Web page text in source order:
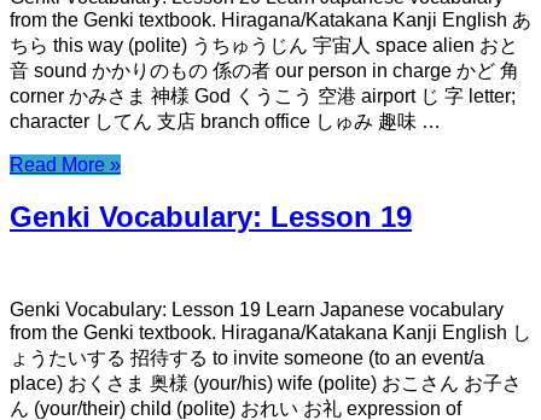
from the Genki textbook. Hiragana/Katakana Kanji English あ
ちら this way (polite) うちゅうじん 宇宙人 space alien おと
音 sound かかりのもの 係の者 our person in charge かど 角
corner かみさま 神様 God くうこう 空港 airport じ 字 letter;
character してん 支店 branch office しゅみ 趣味 …
Read More »
Genki Vocabulary: Lesson 19
Genki Vocabulary: Lesson 19 Learn Japanese vocabulary
from the Genki textbook. Hiragana/Katakana Kanji English し
ょうたいする 招待する to invite someone (to an event/a
place) おくさま 奥様 (your/his) wife (polite) おこさん お子さ
ん (your/their) child (polite) おれい お礼 expression of